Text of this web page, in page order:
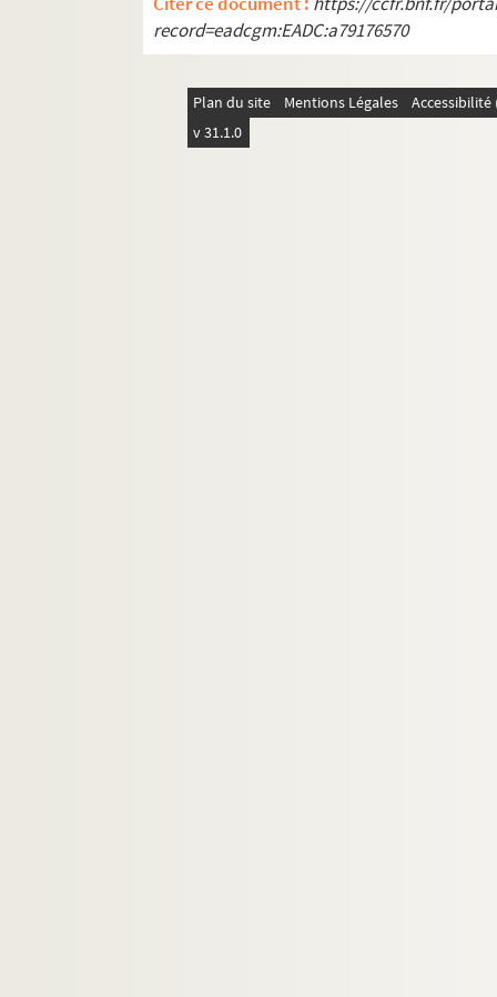
U. Benassi, Politica italiana di Luigi
U. Benassi, Guglielmo di Tillot
MS 1411. Etudes historiques et
MS 1412. Etudes historiques par
record=eadcgm:EADC:a79176570
Plan du site Mentions Légales
v 31.1.0